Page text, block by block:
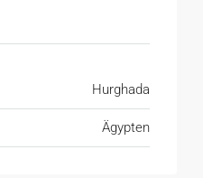
Hurghada
Ägypten